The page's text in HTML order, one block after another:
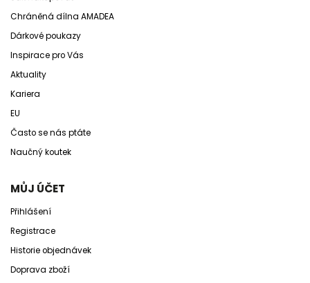
Chráněná dílna AMADEA
Dárkové poukazy
Inspirace pro Vás
Aktuality
Kariera
EU
Často se nás ptáte
Naučný koutek
MŮJ ÚČET
Přihlášení
Registrace
Historie objednávek
Doprava zboží